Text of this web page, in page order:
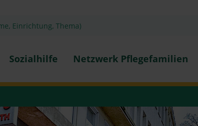
Sozialhilfe Netzwerk Pflegefamilien